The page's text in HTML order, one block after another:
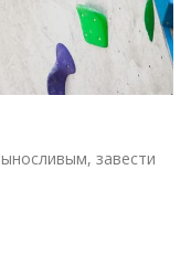
завести